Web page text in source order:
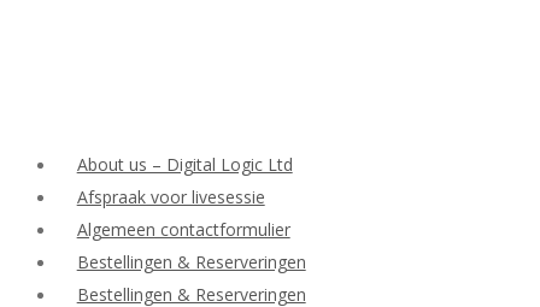
About us – Digital Logic Ltd
Afspraak voor livesessie
Algemeen contactformulier
Bestellingen & Reserveringen
Bestellingen & Reserveringen